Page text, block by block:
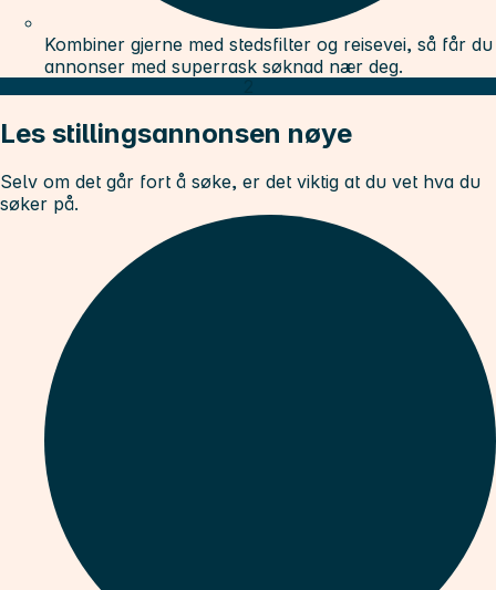
Kombiner gjerne med stedsfilter og reisevei, så får du
annonser med superrask søknad nær deg.
Les stillingsannonsen nøye
Selv om det går fort å søke, er det viktig at du vet hva du
søker på.